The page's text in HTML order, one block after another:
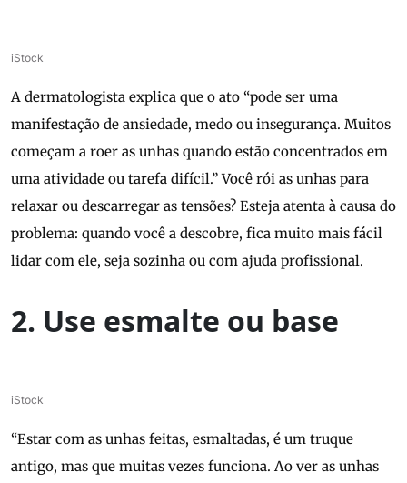
iStock
A dermatologista explica que o ato “pode ser uma
manifestação de ansiedade, medo ou insegurança. Muitos
começam a roer as unhas quando estão concentrados em
uma atividade ou tarefa difícil.” Você rói as unhas para
relaxar ou descarregar as tensões? Esteja atenta à causa do
problema: quando você a descobre, fica muito mais fácil
lidar com ele, seja sozinha ou com ajuda profissional.
2. Use esmalte ou base
iStock
“Estar com as unhas feitas, esmaltadas, é um truque
antigo, mas que muitas vezes funciona. Ao ver as unhas